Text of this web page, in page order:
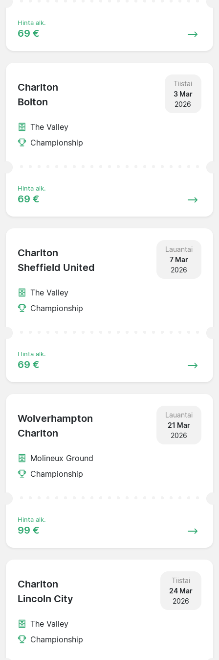
Hinta alk.
69 €
Charlton
Bolton
Tiistai
3 Mar
2026
The Valley
Championship
Hinta alk.
69 €
Charlton
Sheffield United
Lauantai
7 Mar
2026
The Valley
Championship
Hinta alk.
69 €
Wolverhampton
Charlton
Lauantai
21 Mar
2026
Molineux Ground
Championship
Hinta alk.
99 €
Charlton
Lincoln City
Tiistai
24 Mar
2026
The Valley
Championship